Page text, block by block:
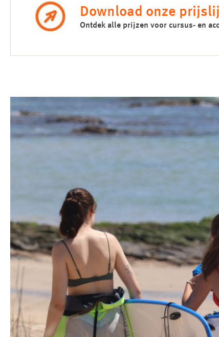
Download onze
Ontdek alle prijzen voor cursus- en